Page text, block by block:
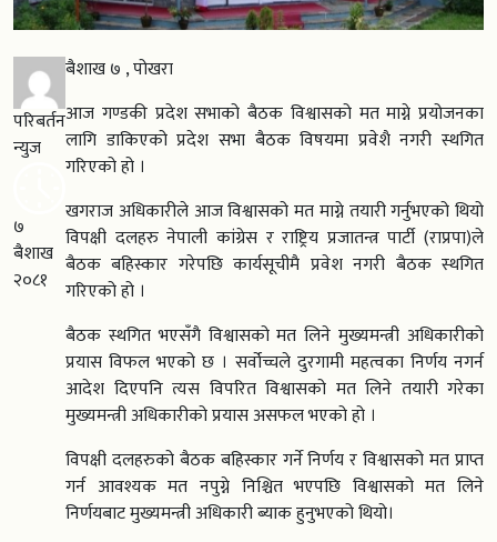
परिबर्तन
न्युज
७
बैशाख
२०८१
बैशाख ७ , पोखरा
आज गण्डकी प्रदेश सभाको बैठक विश्वासको मत माग्ने प्रयोजनका
लागि डाकिएको प्रदेश सभा बैठक विषयमा प्रवेशै नगरी स्थगित
गरिएको हो ।
खगराज अधिकारीले आज विश्वासको मत माग्ने तयारी गर्नुभएको थियो
विपक्षी दलहरु नेपाली कांग्रेस र राष्ट्रिय प्रजातन्त्र पार्टी (राप्रपा)ले
बैठक बहिस्कार गरेपछि कार्यसूचीमै प्रवेश नगरी बैठक स्थगित
गरिएको हो ।
बैठक स्थगित भएसँगै विश्वासको मत लिने मुख्यमन्त्री अधिकारीको
प्रयास विफल भएको छ । सर्वोच्चले दुरगामी महत्वका निर्णय नगर्न
आदेश दिएपनि त्यस विपरित विश्वासको मत लिने तयारी गरेका
मुख्यमन्त्री अधिकारीको प्रयास असफल भएको हो ।
विपक्षी दलहरुको बैठक बहिस्कार गर्ने निर्णय र विश्वासको मत प्राप्त
गर्न आवश्यक मत नपुग्ने निश्चित भएपछि विश्वासको मत लिने
निर्णयबाट मुख्यमन्त्री अधिकारी ब्याक हुनुभएको थियो।